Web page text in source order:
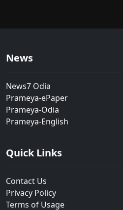
News
News7 Odia
Prameya-ePaper
Prameya-Odia
Prameya-English
Quick Links
Contact Us
Privacy Policy
Terms of Usage